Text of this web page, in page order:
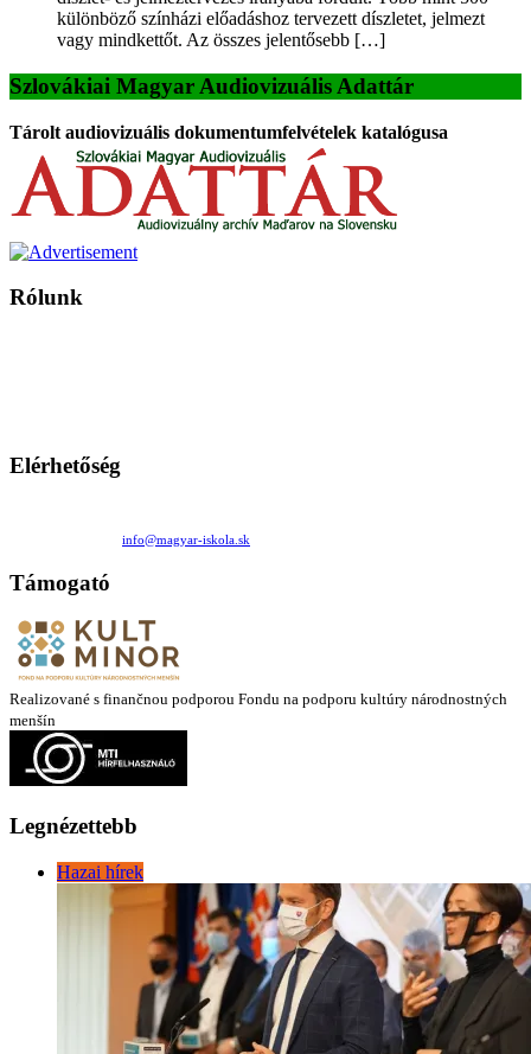
különböző színházi előadáshoz tervezett díszletet, jelmezt
vagy mindkettőt. Az összes jelentősebb […]
Szlovákiai Magyar Audiovizuális Adattár
Tárolt audiovizuális dokumentumfelvételek katalógusa
Rólunk
Elérhetőség
info@magyar-iskola.sk
Támogató
Realizované s finančnou podporou Fondu na podporu kultúry národnostných
menšín
Legnézettebb
Hazai hírek